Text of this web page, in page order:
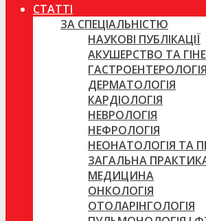
СТАТТІ
ЗА СПЕЦІАЛЬНІСТЮ
НАУКОВІ ПУБЛІКАЦІЇ
АКУШЕРСТВО ТА
ГАСТРОЕНТЕРОЛОГІЯ
ДЕРМАТОЛОГІЯ
КАРДІОЛОГІЯ
НЕВРОЛОГІЯ
НЕФРОЛОГІЯ
НЕОНАТОЛОГІЯ ТА
ЗАГАЛЬНА
МЕДИЦИНА
ОНКОЛОГІЯ
ОТОЛАРІНГОЛОГІЯ